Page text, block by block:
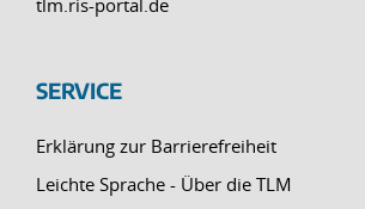
tlm.ris-portal.de
SERVICE
Erklärung zur Barrierefreiheit
Leichte Sprache - Über die TLM